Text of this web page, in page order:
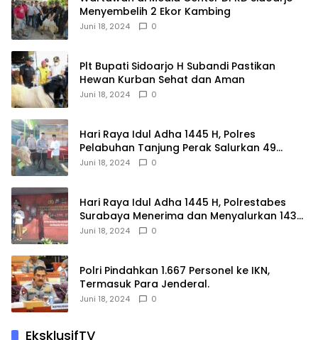
Menyembelih 2 Ekor Kambing
Juni 18, 2024 0
Plt Bupati Sidoarjo H Subandi Pastikan
Hewan Kurban Sehat dan Aman
Juni 18, 2024 0
Hari Raya Idul Adha 1445 H, Polres
Pelabuhan Tanjung Perak Salurkan 49
Hewan Korban.
Juni 18, 2024 0
Hari Raya Idul Adha 1445 H, Polrestabes
Surabaya Menerima dan Menyalurkan 143
Hewan Kurban
Juni 18, 2024 0
Polri Pindahkan 1.667 Personel ke IKN,
Termasuk Para Jenderal.
Juni 18, 2024 0
EksklusifTV